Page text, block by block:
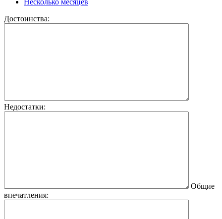
Достоинства:
Недостатки:
Общие
впечатления: